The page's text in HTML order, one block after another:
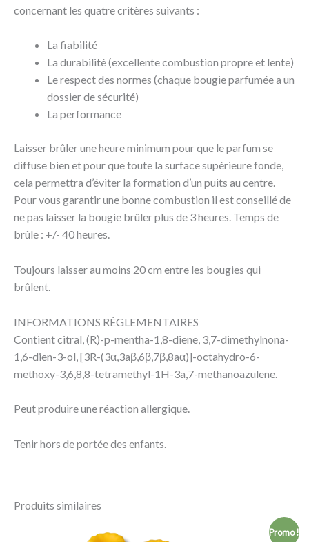
concernant les quatre critères suivants :
La fiabilité
La durabilité (excellente combustion propre et lente)
Le respect des normes (chaque bougie parfumée a un
dossier de sécurité)
La performance
Laisser brûler une heure minimum pour que le parfum se
diffuse bien et pour que toute la surface supérieure fonde,
cela permettra d’éviter la formation d’un puits au centre.
Pour vous garantir une bonne combustion il est conseillé de
ne pas laisser la bougie brûler plus de 3 heures. Temps de
brûle : +/- 40 heures.
Toujours laisser au moins 20 cm entre les bougies qui
brûlent.
INFORMATIONS RÉGLEMENTAIRES
Contient citral, (R)-p-mentha-1,8-diene, 3,7-dimethylnona-
1,6-dien-3-ol, [3R-(3α,3aβ,6β,7β,8aα)]-octahydro-6-
methoxy-3,6,8,8-tetramethyl-1H-3a,7-methanoazulene.
Peut produire une réaction allergique.
Tenir hors de portée des enfants.
Produits similaires
Promo !